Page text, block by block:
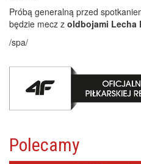
Próbą generalną przed
będzie mecz z oldbojami Lecha
/spa/
Polecamy